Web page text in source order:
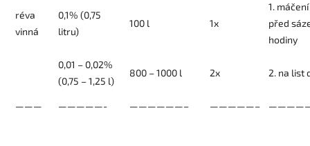
réva
vinná
0,1% (0,75
litru)
100 l 1x
1.
před
hodiny
0,01 – 0,02%
(0,75 – 1,25 l)
800 – 1000 l 2x 2. na list
——— —————- ——————– —————–